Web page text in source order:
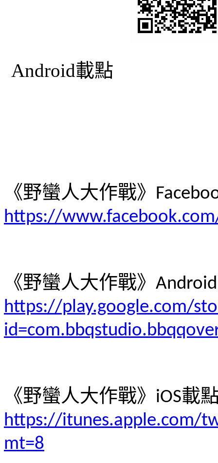
Android
《野蠻人大作戰》
https://
《野蠻人大作戰》 Android
https://play.google.com/
《野蠻人大作戰》 iOS載
https://itunes.apple.com/tw/
mt=8